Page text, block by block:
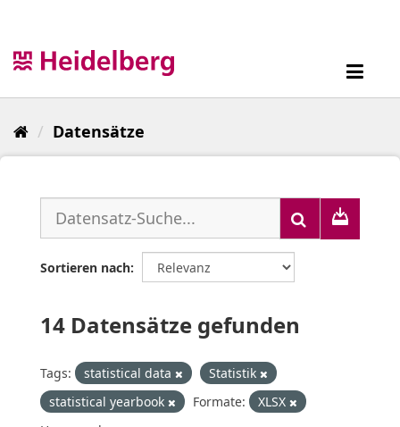
Datensätze
Sortieren nach
14 Datensätze gefunden
Tags: statistical data
Statistik
statistical yearbook
Formate:
XLSX